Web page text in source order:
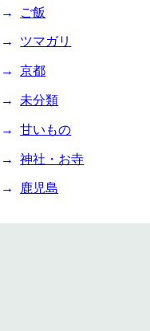
ご飯
ツマガリ
京都
未分類
甘いもの
神社・お寺
鹿児島